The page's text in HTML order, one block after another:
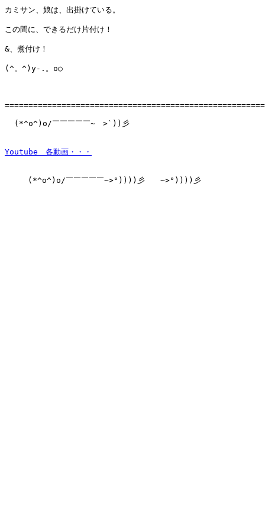
カミサン、娘は、出掛けている。
この間に、できるだけ片付け！
&、煮付け！
(^。^)y-.。o○
  (*^o^)o/￣￣￣￣￣~　>`))彡
(*^o^)o/￣￣￣￣￣~>°))))彡　　~>°))))彡